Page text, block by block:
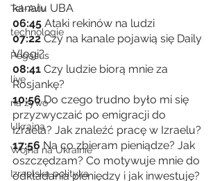
Tel-Aviv
technologie
Pegasus
live
na żywo
Ukraina
Wojna na Ukrainie
Izraelska polityka
kanału UBA
06:45 Ataki rekinów na ludzi
07:22 Czy na kanale pojawią się Daily
Vlogi?
08:41 Czy ludzie biorą mnie za
Rosjankę?
10:56 Do czego trudno było mi się
przyzwyczaić po emigracji do
Izraela? Jak znaleźć pracę w Izraelu?
17:56 Na co zbieram pieniądze? Jak
oszczędzam? Co motywuje mnie do
odkładania pieniędzy i jak inwestuję?